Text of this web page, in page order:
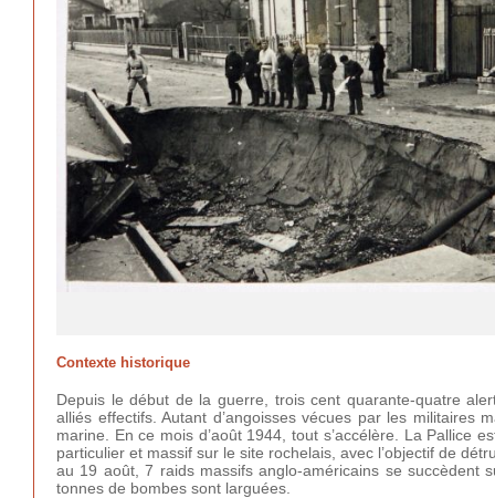
Contexte historique
Depuis le début de la guerre, trois cent quarante-quatre
alliés effectifs. Autant d’angoisses vécues par les
marine. En ce mois d’août 1944, tout s’accélère. La Pallice
particulier et massif sur le site rochelais, avec l’objectif de
au 19 août, 7 raids massifs anglo-américains se succèdent
tonnes de bombes sont larguées.